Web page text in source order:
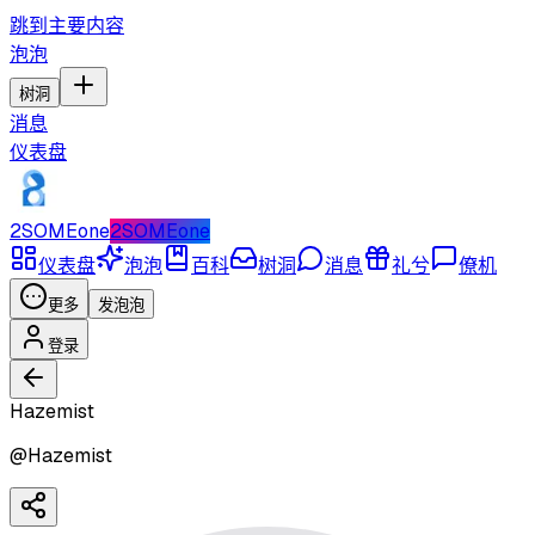
跳到主要内容
泡泡
树洞
消息
仪表盘
2SOMEone2SOMEone
仪表盘
泡泡 百科 树洞 消息 礼兮 僚机
更多 发泡泡
登录
Hazemist
@Hazemist